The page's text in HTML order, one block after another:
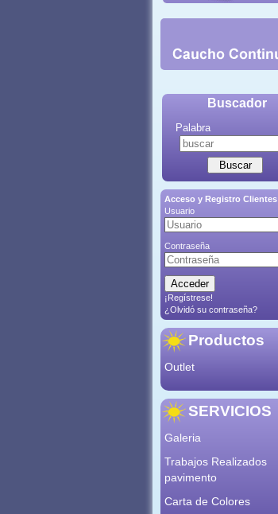
Buscador
Palabra
Acceso y Registro Clientes
Usuario
Contraseña
¡Regístrese!
¿Olvidó su contraseña?
Productos
Outlet
SERVICIOS
Galeria
Trabajos Realizados
pavimento
Carta de Colores